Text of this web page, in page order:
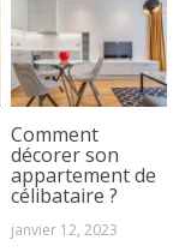
Comment
décorer son
appartement de
célibataire ?
janvier 12, 2023